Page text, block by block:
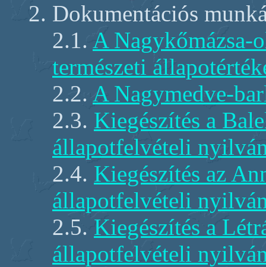
2. Dokumentációs
2.1. A Nagykőmázsa-
természeti
2.2. A Nagymedve-
2.3. Kiegészítés a
állapotfelvételi
2.4. Kiegészítés az
állapotfelvételi
2.5. Kiegészítés a
állapotfelvételi